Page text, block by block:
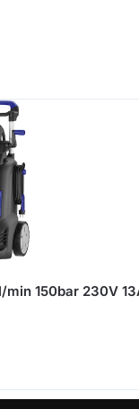
150bar 230V